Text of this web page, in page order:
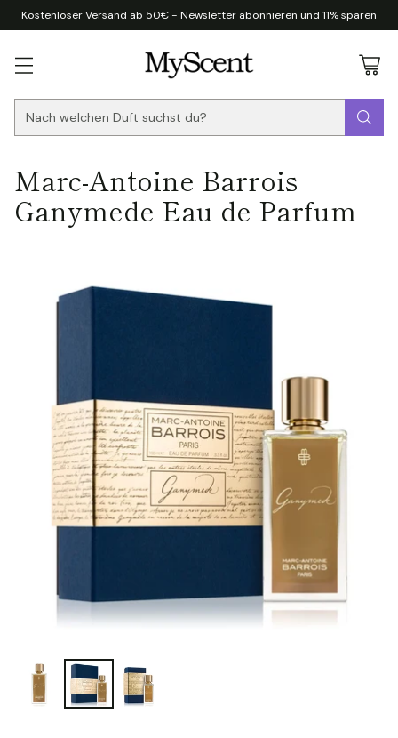
Nach welchen Duft suchst du?
Kostenloser Versand ab 50€ - Newsletter abonnieren und 11% sparen
Marc-Antoine Barrois
Ganymede Eau de Parfum